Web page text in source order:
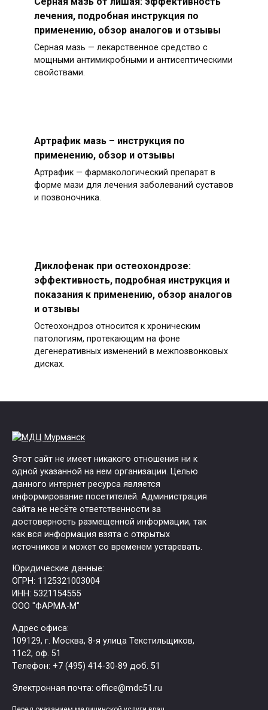
лечения, подробная инструкция по
применению, обзор аналогов и отзывы
Серная мазь — лекарственное средство с
мощными антимикробными и антисептическими
свойствами.
Артрафик мазь – инструкция по
применению, обзор и отзывы
Артрафик — фармакологический препарат в
форме мази для лечения заболеваний суставов
и позвоночника.
Диклофенак при остеохондрозе:
эффективность, подробная инструкция и
показания к применению, обзор аналогов
и отзывы
Остеохондроз относится к хроническим
патологиям, протекающим на фоне
дегенеративных изменений в межпозвонковых
дисках.
Этот сайт не имеет никакого отношения ни к
одной указанной на нем организации. Целью
данного интернет ресурса является
информирование посетителей. Администрация
сайта не несёте ответственности за
достоверность размещенной информации, так
как вся информация взята с открытых
источников и может со временем устаревать.
Юридические данные:
ОГРН: 1125321003004
ИНН: 5321154555
ООО "ФАРМА-М"
Адрес офиса:
109129, г. Москва, ​8-я улица Текстильщиков,
11с2, оф. 51
Tелефон: +7 (495) 414-30-89 доб. 51
Электронная почта: office@mdc51.ru